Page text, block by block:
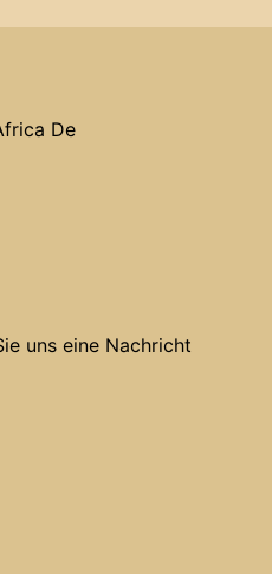
uns eine Nachricht